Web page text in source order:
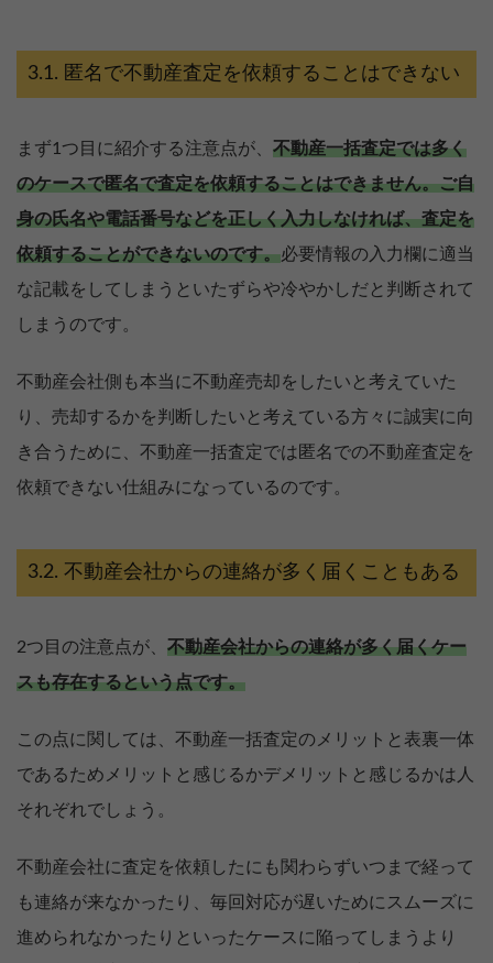
匿名で不動産査定を依頼することはできない
まず1つ目に紹介する注意点が、 不動産一括査定では多く
のケースで匿名で査定を依頼することはできません。ご自
身の氏名や電話番号などを正しく入力しなければ、査定を
依頼することができないのです。必要情報の入力欄に適当
な記載をしてしまうといたずらや冷やかしだと判断されて
しまうのです。
不動産会社側も本当に不動産売却をしたいと考えていた
り、売却するかを判断したいと考えている方々に誠実に向
き合うために、不動産一括査定では匿名での不動産査定を
依頼できない仕組みになっているのです。
不動産会社からの連絡が多く届くこともある
2つ目の注意点が、 不動産会社からの連絡が多く届くケー
スも存在するという点です。
この点に関しては、不動産一括査定のメリットと表裏一体
であるためメリットと感じるかデメリットと感じるかは人
それぞれでしょう。
不動産会社に査定を依頼したにも関わらずいつまで経って
も連絡が来なかったり、毎回対応が遅いためにスムーズに
進められなかったりといったケースに陥ってしまうより